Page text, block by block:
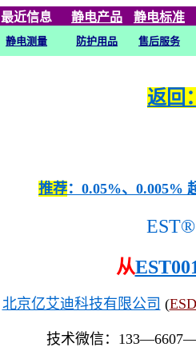
最近信息 静电产品 静电标准
静电测量 防护用品
售后服务
返回
推荐：0.05%、0.005%
EST®
从
北京亿艾迪科技有限公司 (
技术微信：